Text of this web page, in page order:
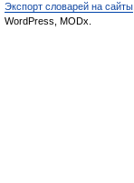
Экспорт словарей на сайты
WordPress, MODx.